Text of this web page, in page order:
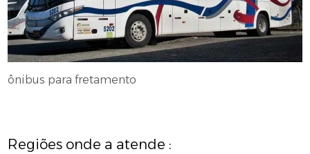
ônibus para fretamento
Regiões onde a atende :